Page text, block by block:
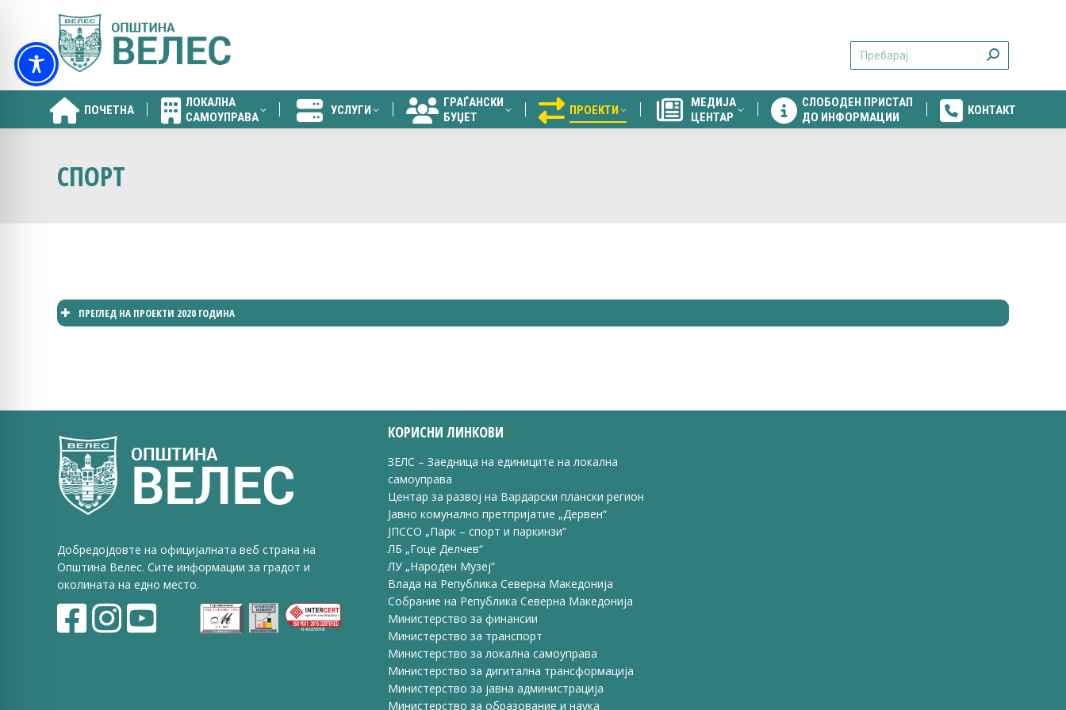
ПОЧЕТНА
ЛОКАЛНА
САМОУПРАВА
УСЛУГИ
ГРАЃАНСКИ
БУЏЕТ
ПРОЕКТИ
МЕДИЈА
ЦЕНТАР
СЛОБОДЕН ПРИСТАП
ДО ИНФОРМАЦИИ
КОНТАКТ
СПОРТ
ПРЕГЛЕД НА ПРОЕКТИ 2020 ГОДИНА
1/7
Добредојдовте на официјалната веб страна на
Општина Велес. Сите информации за градот и
околината на едно место.
КОРИСНИ ЛИНКОВИ
ЗЕЛС – Заедница на единиците на локална
самоуправа
Центар за развој на Вардарски плански регион
Јавно комунално претпријатие „Дервен“
ЈПССО „Парк – спорт и паркинзи“
ЛБ „Гоце Делчев“
ЛУ „Народен Музеј“
Влада на Република Северна Македонија
Собрание на Република Северна Македонија
Министерство за финансии
Министерство за транспорт
Министерство за локална самоуправа
Министерство за дигитална трансформација
Министерство за јавна администрација
Министерство за образование и наука
ПОЧЕТНА